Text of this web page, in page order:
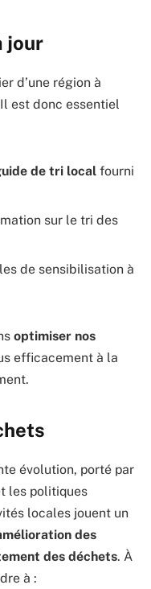
jour
d’une région à
est donc essentiel
de tri local fourni
sur le tri des
de sensibilisation à
optimiser nos
efficacement à la
évolution, porté par
les politiques
locales jouent un
des
des déchets. À
à :